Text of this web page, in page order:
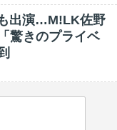
出演…M!LK佐野
驚きのプライベ